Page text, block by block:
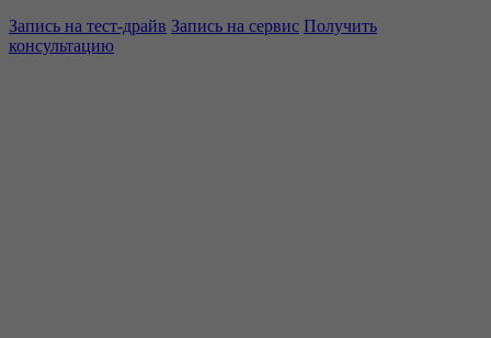
Запись на тест-драйв Запись на сервис Получить
консультацию